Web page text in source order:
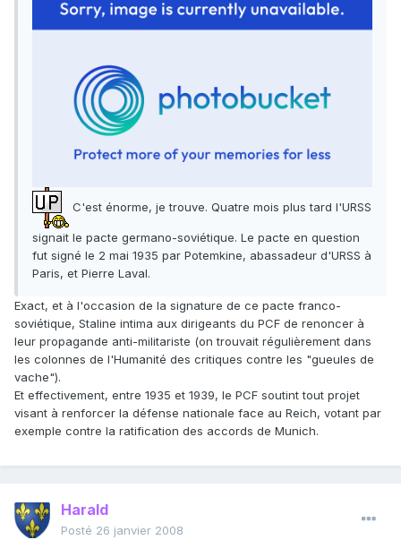
C'est énorme, je trouve. Quatre mois plus tard l'URSS
signait le pacte germano-soviétique. Le pacte en question
fut signé le 2 mai 1935 par Potemkine, abassadeur d'URSS à
Paris, et Pierre Laval.
Exact, et à l'occasion de la signature de ce pacte franco-
soviétique, Staline intima aux dirigeants du PCF de renoncer à
leur propagande anti-militariste (on trouvait régulièrement dans
les colonnes de l'Humanité des critiques contre les "gueules de
vache").
Et effectivement, entre 1935 et 1939, le PCF soutint tout projet
visant à renforcer la défense nationale face au Reich, votant par
exemple contre la ratification des accords de Munich.
Harald
Posté 26 janvier 2008